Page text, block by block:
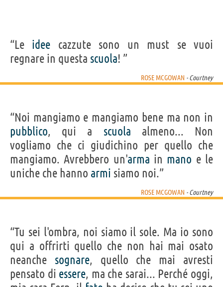
“Le idee cazzute sono un must se vuoi
regnare in questa scuola! ”
ROSE MCGOWAN - Courtney
“Noi mangiamo e mangiamo bene ma non in
pubblico, qui a scuola almeno... Non
vogliamo che ci giudichino per quello che
mangiamo. Avrebbero un'arma in mano e le
uniche che hanno armi siamo noi.”
ROSE MCGOWAN - Courtney
“Tu sei l'ombra, noi siamo il sole. Ma io sono
qui a offrirti quello che non hai mai osato
neanche sognare, quello che mai avresti
pensato di essere, ma che sarai... Perché oggi,